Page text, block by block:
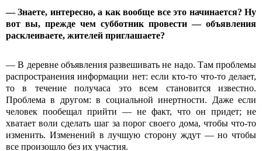
— Знаете, интересно, а как вообще все это начинается? Ну
вот вы, прежде чем субботник провести — объявления
расклеиваете, жителей приглашаете?
— В деревне объявления развешивать не надо. Там проблемы
распространения информации нет: если кто-то что-то делает,
то в течение получаса это всем становится известно.
Проблема в другом: в социальной инертности. Даже если
человек пообещал прийти — не факт, что он придет; не
хватает воли сделать шаг за порог своего дома, чтобы что-то
изменить. Изменений в лучшую сторону ждут — но чтобы
все произошло без их участия.